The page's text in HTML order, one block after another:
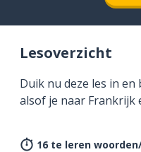
Lesoverzicht
Duik nu deze les in
alsof je naar Frankrijk
16 te leren